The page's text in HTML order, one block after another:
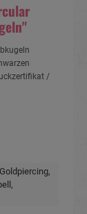
/
,
,